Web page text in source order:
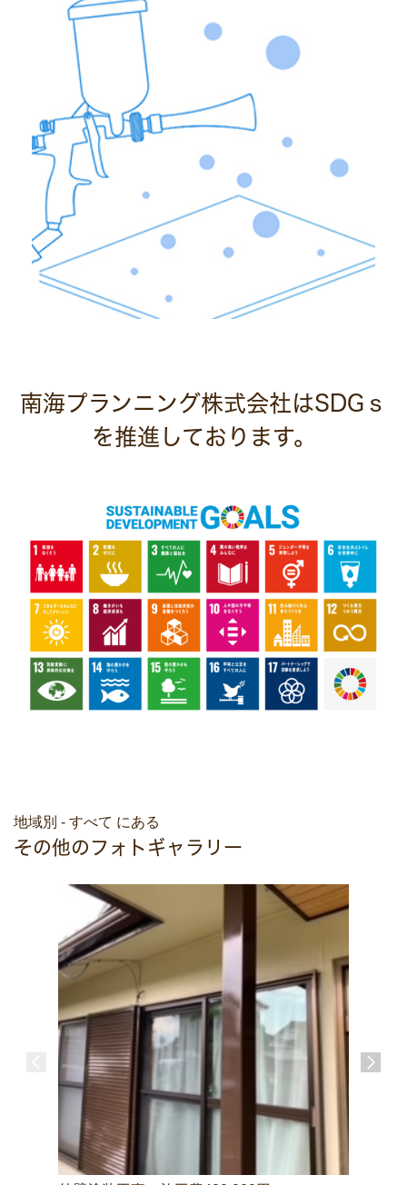
南海プランニング株式会社はSDGｓ
を推進しております。
地域別 - すべて にある
その他のフォトギャラリー